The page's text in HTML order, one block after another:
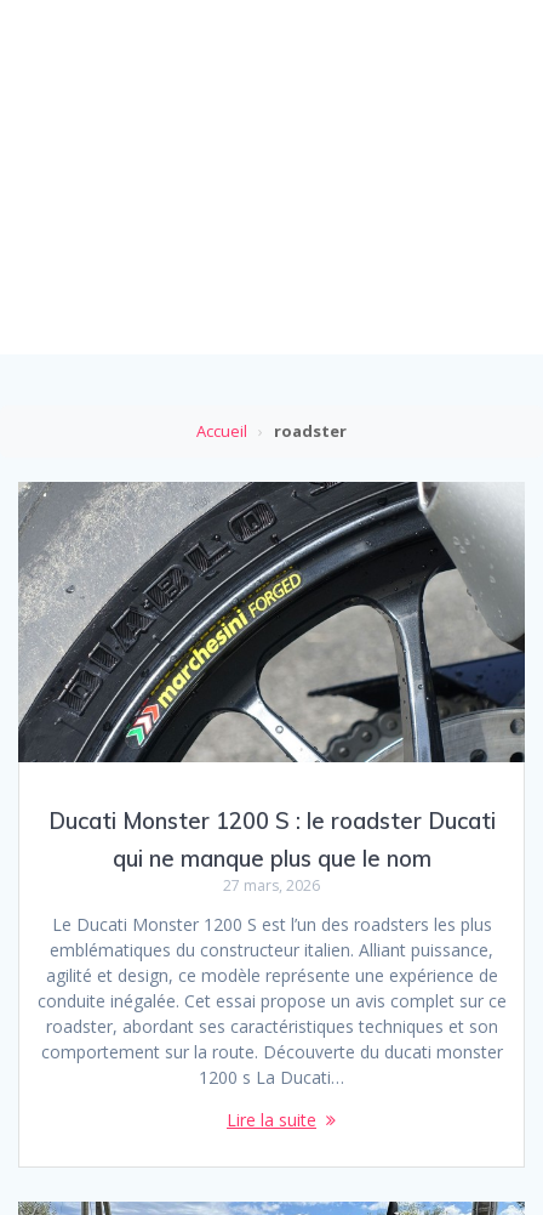
Accueil › roadster
Ducati Monster 1200 S : le roadster Ducati
qui ne manque plus que le nom
27 mars, 2026
Le Ducati Monster 1200 S est l’un des roadsters les plus
emblématiques du constructeur italien. Alliant puissance,
agilité et design, ce modèle représente une expérience de
conduite inégalée. Cet essai propose un avis complet sur ce
roadster, abordant ses caractéristiques techniques et son
comportement sur la route. Découverte du ducati monster
1200 s La Ducati…
Lire la suite